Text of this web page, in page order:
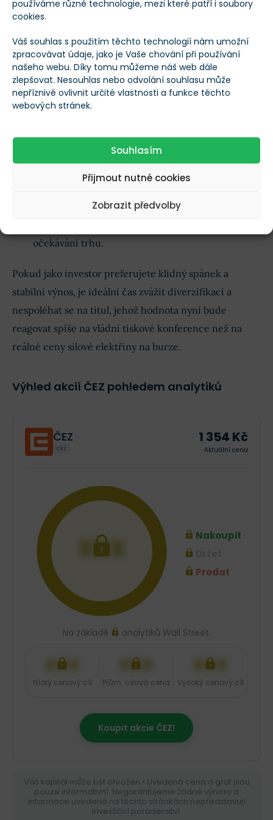
používáme různé technologie, mezi které patří i soubory
cookies.
Váš souhlas s použitím těchto technologií nám umožní
zpracovávat údaje, jako je Vaše chování při používání
našeho webu. Díky tomu můžeme náš web dále
zlepšovat. Nesouhlas nebo odvolání souhlasu může
nepříznivě ovlivnit určité vlastnosti a funkce těchto
webových stránek.
Souhlasím
Přijmout nutné cookies
Zobrazit předvolby
této investice se nyní nevratně posouvá.
Akcie mateřského ČEZu pomalu přestávají být
klasickým dividendovým titulem amění se ve
spekulaci na konečnou výkupní cenu . Pokud vlastníte
akcie, čelíte nyní rozhodnutí:
cenu a realizovat zisk.
prémii. Zde je ovšem riziko, že se proces zdrží
očekávání trhu.
Pokud jako investor preferujete klidný spánek a
stabilní výnos, je ideální čas zvážit diverzifikaci a
nespoléhat se na titul, jehož hodnota nyní bude
reagovat spíše na vládní tiskové konference než na
reálné ceny silové elektřiny na burze.
Výhled akcií ČEZ pohledem analytiků
ČEZ
CEZ
1 354 Kč
Aktuální cena
XXX
Nakoupit
Prodat
Na základě analytiků Wall Street.
XXX
Nízký cenový cíl
XXX
Prům. cílová cena
XXX
Vysoký cenový cíl
Koupit akcie ČEZ!
Váš kapitál může být ohrožen • Uvedená cena a graf jsou
pouze informativní. Negarantujeme žádné výnosy a
informace uvedené na těchto stránkách nepředstavují
investiční poradenství.